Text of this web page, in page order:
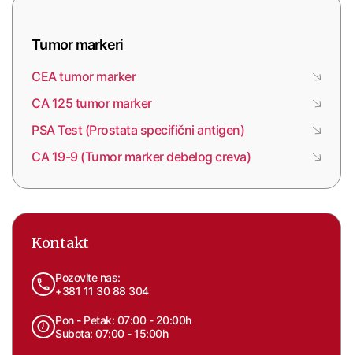
Tumor markeri
CEA tumor marker
CA 125 tumor marker
PSA Test (Prostata specifični antigen)
CA 19-9 (Tumor marker debelog creva)
Kontakt
Pozovite nas:
+381 11 30 88 304
Pon - Petak: 07:00 - 20:00h
Subota: 07:00 - 15:00h